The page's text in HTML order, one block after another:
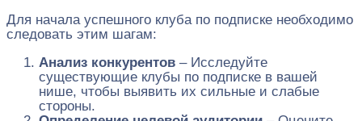
Для начала успешного клуба по подписке необходимо
следовать этим шагам:
Анализ конкурентов – Исследуйте
существующие клубы по подписке в вашей
нише, чтобы выявить их сильные и слабые
стороны.